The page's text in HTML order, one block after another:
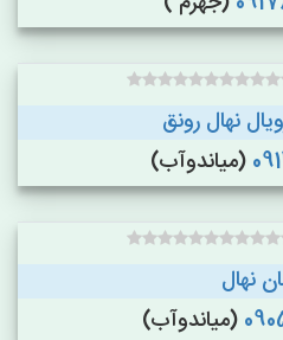
نهال رونق
(میاندوآب)
نهال
(میاندوآب)